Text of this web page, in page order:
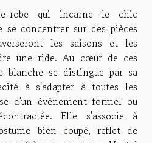
robe qui incarne le chic
se concentrer sur des pièces
les saisons et les
une ride. Au cœur de ces
blanche se distingue par sa
à s'adapter à toutes les
d'un événement formel ou
Elle s'associe à
bien coupé, reflet de